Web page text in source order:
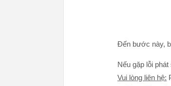
Đến bước này,
Nếu gặp lỗi
Vui lòng liên hệ: